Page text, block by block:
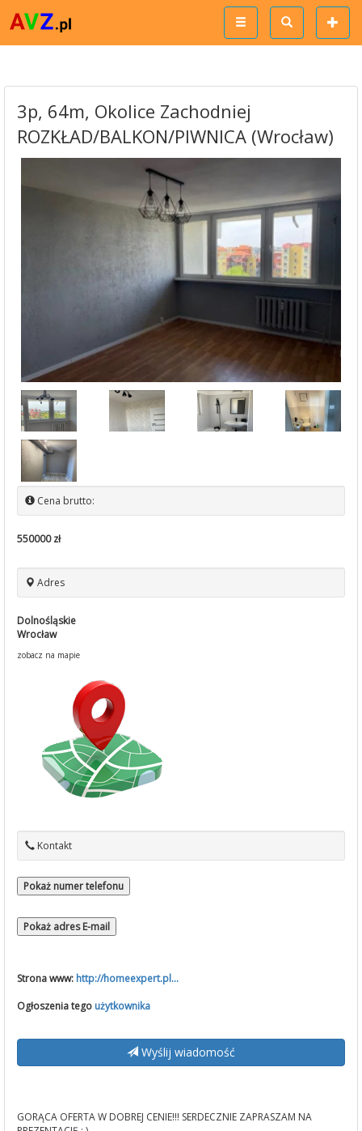
3p, 64m, Okolice Zachodniej
ROZKŁAD/BALKON/PIWNICA (Wrocław)
Cena brutto:
550000 zł
Adres
Dolnośląskie
Wrocław
zobacz na mapie
Kontakt
Pokaż numer telefonu
Pokaż adres E-mail
Strona www: http://homeexpert.pl...
Ogłoszenia tego użytkownika
Wyślij wiadomość
GORĄCA OFERTA W DOBREJ CENIE!!! SERDECZNIE ZAPRASZAM NA